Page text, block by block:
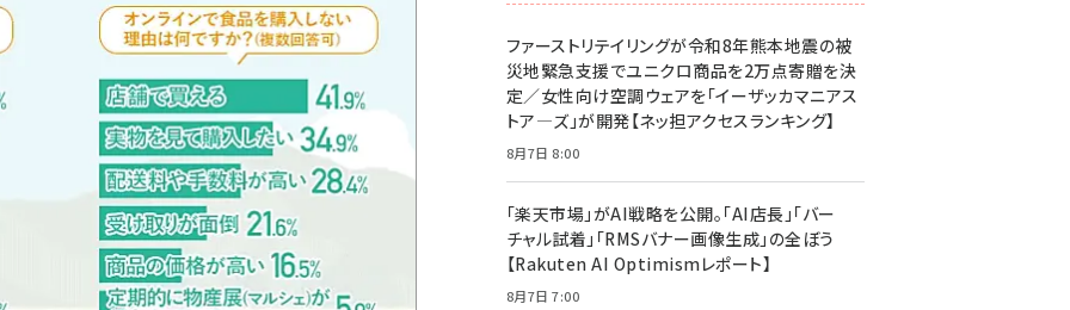
ファーストリテイリングが令和8年熊本地震の被
災地緊急支援でユニクロ商品を2万点寄贈を決
定／女性向け空調ウェアを「イーザッカマニアス
トア―ズ」が開発【ネッ担アクセスランキング】
8月7日 8:00
「楽天市場」がAI戦略を公開。「AI店長」「バー
チャル試着」「RMSバナー画像生成」の全ぼう
【Rakuten AI Optimismレポート】
8月7日 7:00